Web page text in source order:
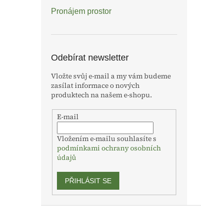
Pronájem prostor
Odebírat newsletter
Vložte svůj e-mail a my vám budeme
zasílat informace o nových
produktech na našem e-shopu.
E-mail
Vložením e-mailu souhlasíte s
podmínkami ochrany osobních
údajů
PŘIHLÁSIT SE